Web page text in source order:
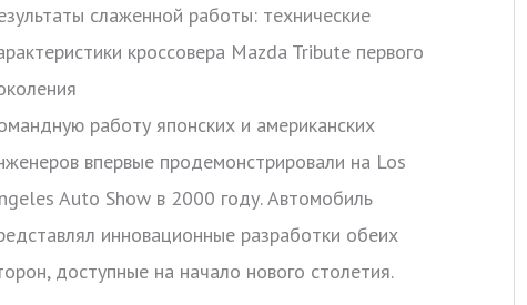
слаженной работы: технические
кроссовера Mazda Tribute первого
работу японских и американских
впервые продемонстрировали на Los
Auto Show в 2000 году. Автомобиль
инновационные разработки обеих
доступные на начало нового столетия.